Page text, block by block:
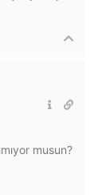
musun?